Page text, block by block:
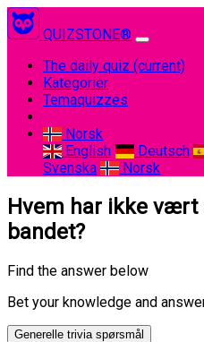
QUIZSTONE®
The daily quiz (current)
Kategorier
Temaquizzes
Norsk
English
Deutsch
Svenska
Norsk
Hvem har ikke
bandet?
Find the answer below
Bet your knowledge and
Generelle trivia spørsmål